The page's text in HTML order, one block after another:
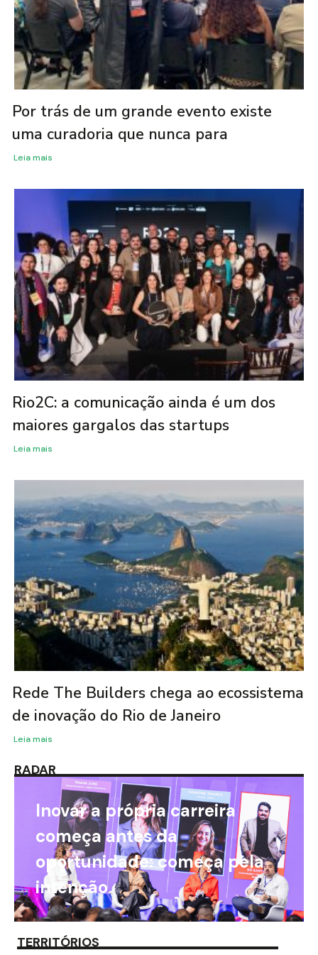
Por trás de um grande evento existe
uma curadoria que nunca para
Leia mais
Rio2C: a comunicação ainda é um dos
maiores gargalos das startups
Leia mais
Rede The Builders chega ao ecossistema
de inovação do Rio de Janeiro
Leia mais
RADAR
Inovar a própria carreira
começa antes da
oportunidade: começa pela
intenção
TERRITÓRIOS